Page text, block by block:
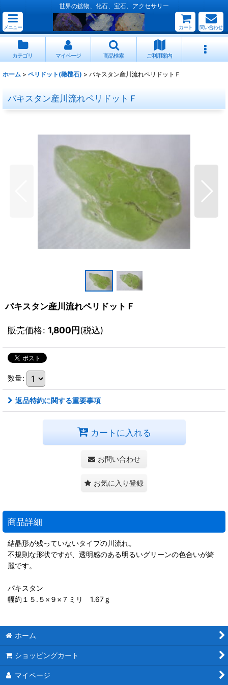
世界の鉱物、化石、宝石、アクセサリー
メニュー カート 問い合わせ
カテゴリ マイページ 商品検索 ご利用案内
ホーム > ペリドット(橄欖石) > パキスタン産川流れペリドットＦ
パキスタン産川流れペリドットＦ
パキスタン産川流れペリドットＦ
販売価格: 1,800円(税込)
数量:
返品特約に関する重要事項
カートに入れる
お問い合わせ
お気に入り登録
商品詳細
結晶形が残っていないタイプの川流れ。
不規則な形状ですが、透明感のある明るいグリーンの色合いが綺
麗です。
パキスタン
幅約１５.５×９×７ミリ 1.67ｇ
ホーム
ショッピングカート
マイページ